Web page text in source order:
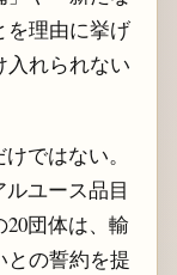
を理由に挙げ
入れられない
ではない。
ユース品目
団体は、輸
との誓約を提